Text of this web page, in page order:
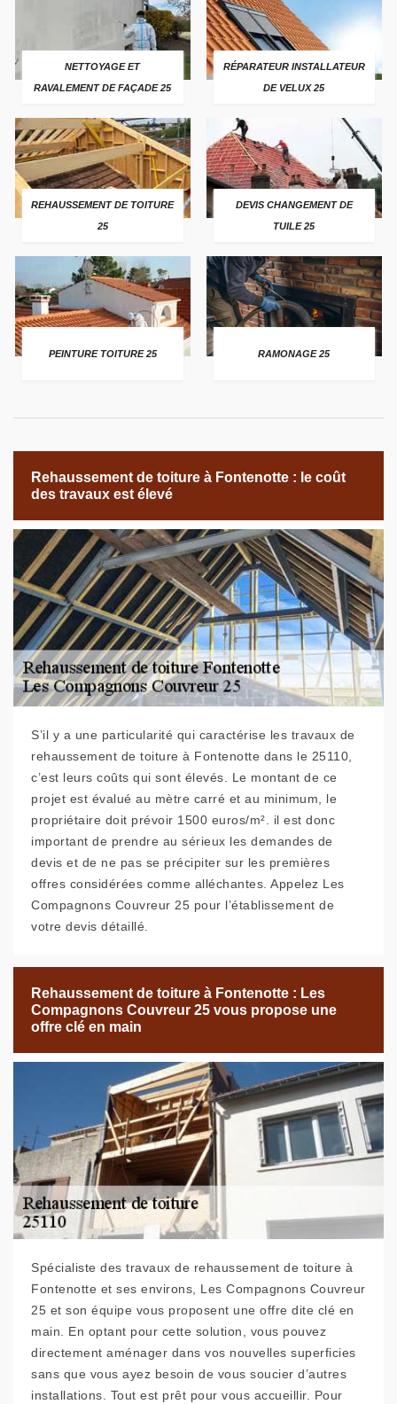
NETTOYAGE ET
RAVALEMENT DE FAÇADE 25
RÉPARATEUR INSTALLATEUR
DE VELUX 25
REHAUSSEMENT DE TOITURE
25
DEVIS CHANGEMENT DE
TUILE 25
PEINTURE TOITURE 25 RAMONAGE 25
Rehaussement de toiture à Fontenotte : le coût
des travaux est élevé
S’il y a une particularité qui caractérise les travaux de
rehaussement de toiture à Fontenotte dans le 25110,
c’est leurs coûts qui sont élevés. Le montant de ce
projet est évalué au mètre carré et au minimum, le
propriétaire doit prévoir 1500 euros/m². il est donc
important de prendre au sérieux les demandes de
devis et de ne pas se précipiter sur les premières
offres considérées comme alléchantes. Appelez Les
Compagnons Couvreur 25 pour l’établissement de
votre devis détaillé.
Rehaussement de toiture à Fontenotte : Les
Compagnons Couvreur 25 vous propose une
offre clé en main
Spécialiste des travaux de rehaussement de toiture à
Fontenotte et ses environs, Les Compagnons Couvreur
25 et son équipe vous proposent une offre dite clé en
main. En optant pour cette solution, vous pouvez
directement aménager dans vos nouvelles superficies
sans que vous ayez besoin de vous soucier d’autres
installations. Tout est prêt pour vous accueillir. Pour